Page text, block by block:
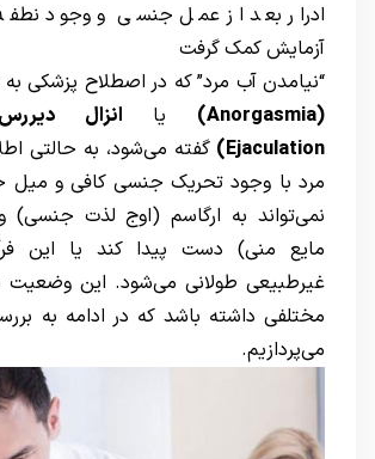
ادرار بعد از عمل جنسی و وجود
آزمایش کمک گرفت
“نیامدن آب مرد” که در اصطلاح پزشکی
(Anorgasmia)
یا
Ejaculation) گفته می‌شود، به حالتی
مرد با وجود تحریک جنسی کافی و میل
نمی‌تواند به ارگاسم (اوج لذت جنسی)
مایع منی) دست پیدا کند یا این
غیرطبیعی طولانی می‌شود. این وضعیت
مختلفی داشته باشد که در ادامه به
می‌پردازیم.